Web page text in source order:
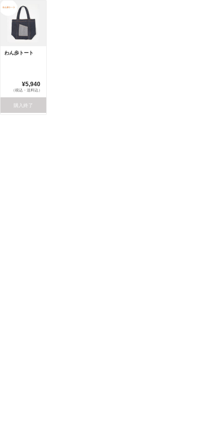
わん歩トート
¥5,940
（税込・送料込）
購入終了